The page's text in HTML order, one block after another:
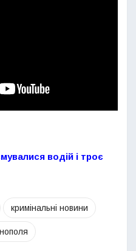
водій і троє
кримінальні новини